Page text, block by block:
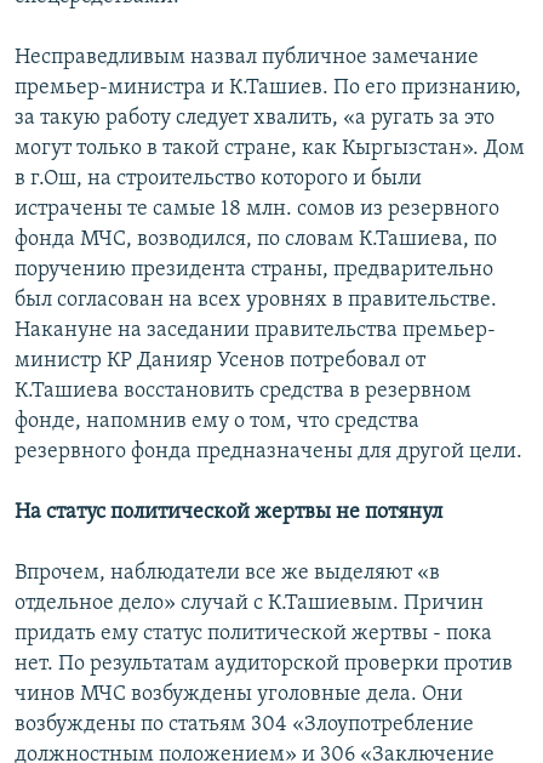
Несправедливым назвал публичное замечание
премьер-министра и К.Ташиев. По его признанию,
за такую работу следует хвалить, «а ругать за это
могут только в такой стране, как Кыргызстан». Дом
в г.Ош, на строительство которого и были
истрачены те самые 18 млн. сомов из резервного
фонда МЧС, возводился, по словам К.Ташиева, по
поручению президента страны, предварительно
был согласован на всех уровнях в правительстве.
Накануне на заседании правительства премьер-
министр КР Данияр Усенов потребовал от
К.Ташиева восстановить средства в резервном
фонде, напомнив ему о том, что средства
резервного фонда предназначены для другой цели.
На статус политической жертвы не потянул
Впрочем, наблюдатели все же выделяют «в
отдельное дело» случай с К.Ташиевым. Причин
придать ему статус политической жертвы - пока
нет. По результатам аудиторской проверки против
чинов МЧС возбуждены уголовные дела. Они
возбуждены по статьям 304 «Злоупотребление
должностным положением» и 306 «Заключение